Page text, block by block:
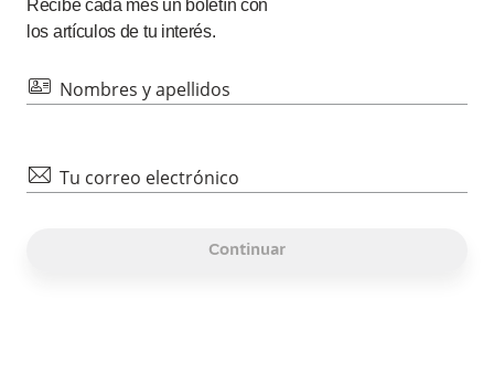
Recibe cada mesun boletín con
los artículos de tu interés.
id Nombres y apellidos
mail Tu correo electrónico
Continuar